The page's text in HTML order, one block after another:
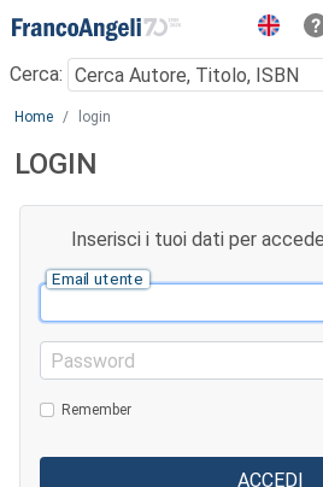
Menu
Cerca:
Main content
Home login
LOGIN
Inserisci i tuoi dati per
Email utente
Password
Remember